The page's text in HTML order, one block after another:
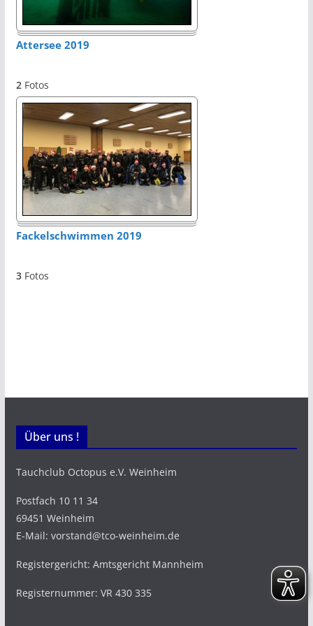
Attersee 2019
2Fotos
Fackelschwimmen 2019
3Fotos
Über uns !
Tauchclub Octopus e.V. Weinheim
Postfach 10 11 34
69451 Weinheim
E-Mail: vorstand@tco-weinheim.de
Registergericht: Amtsgericht Mannheim
Registernummer: VR 430 335